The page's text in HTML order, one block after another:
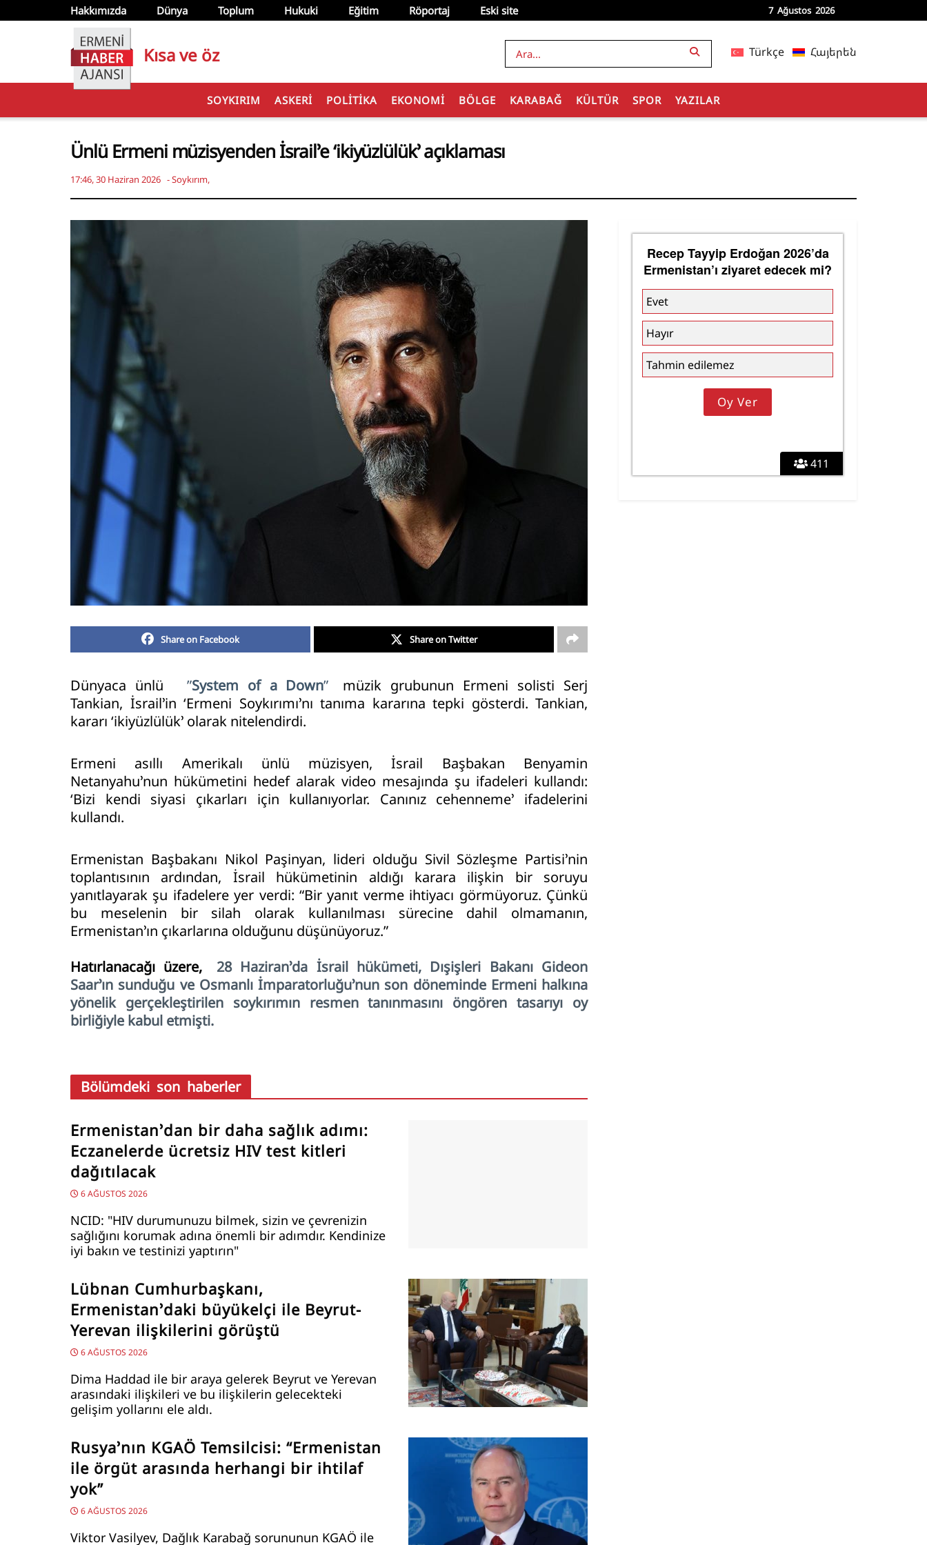
Hakkımızda Dünya Toplum Hukuki Eğitim Röportaj Eski site 7 Ağustos 2026
Kısa ve öz Türkçe Հայերեն
SOYKIRIM ASKERI POLITIKA EKONOMI BÖLGE KARABAĞ KÜLTÜR SPOR YAZILAR
Ünlü Ermeni müzisyenden İsrail’e ‘ikiyüzlülük’ açıklaması
17:46, 30 Haziran 2026 -Soykırım,
Share on Facebook Share on Twitter
Dünyaca ünlü ”System of a Down”
müzik grubunun Ermeni solisti Serj
Tankian, İsrail’in ‘Ermeni Soykırımı’nı tanıma kararına tepki gösterdi. Tankian,
kararı ‘ikiyüzlülük’ olarak nitelendirdi.
Ermeni asıllı Amerikalı ünlü müzisyen, İsrail Başbakan Benyamin
Netanyahu’nun hükümetini hedef alarak video mesajında şu ifadeleri kullandı:
‘Bizi kendi siyasi çıkarları için kullanıyorlar. Canınız cehenneme’ ifadelerini
kullandı.
Ermenistan Başbakanı Nikol Paşinyan, lideri olduğu Sivil Sözleşme Partisi’nin
toplantısının ardından, İsrail hükümetinin aldığı karara ilişkin bir soruyu
yanıtlayarak şu ifadelere yer verdi: “Bir yanıt verme ihtiyacı görmüyoruz. Çünkü
bu meselenin bir silah olarak kullanılması sürecine dahil olmamanın,
Ermenistan’ın çıkarlarına olduğunu düşünüyoruz.”
Hatırlanacağı üzere,
28 Haziran’da İsrail hükümeti, Dışişleri Bakanı Gideon
Saar’ın sunduğu ve Osmanlı İmparatorluğu’nun son döneminde Ermeni halkına
yönelik gerçekleştirilen soykırımın resmen tanınmasını öngören tasarıyı oy
birliğiyle kabul etmişti.
Bölümdeki son haberler
Ermenistan’dan bir daha sağlık adımı:
Eczanelerde ücretsiz HIV test kitleri
dağıtılacak
6 AĞUSTOS 2026
NCID: "HIV durumunuzu bilmek, sizin ve çevrenizin
sağlığını korumak adına önemli bir adımdır. Kendinize
iyi bakın ve testinizi yaptırın"
Lübnan Cumhurbaşkanı,
Ermenistan’daki büyükelçi ile Beyrut-
Yerevan ilişkilerini görüştü
6 AĞUSTOS 2026
Dima Haddad ile bir araya gelerek Beyrut ve Yerevan
arasındaki ilişkileri ve bu ilişkilerin gelecekteki
gelişim yollarını ele aldı.
Rusya’nın KGAÖ Temsilcisi: “Ermenistan
ile örgüt arasında herhangi bir ihtilaf
yok”
6 AĞUSTOS 2026
Viktor Vasilyev, Dağlık Karabağ sorununun KGAÖ ile
411
Recep Tayyip Erdoğan 2026’da
Ermenistan’ı ziyaret edecek mi?
Evet
Hayır
Tahmin edilemez